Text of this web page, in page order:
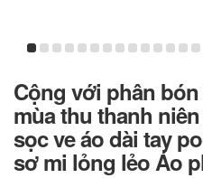
Cộng với phân
mùa thu thanh
sọc ve áo dài tay
sơ mi lỏng lẻo Áo